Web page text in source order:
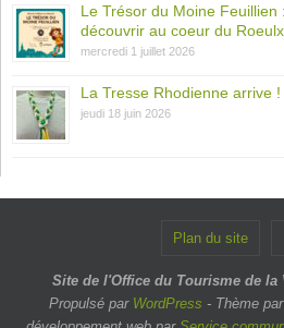
Le Trésor du Moine Feuillien
découvrir au coeur du Roeulx
mercredi 1 juillet 2026
La Tresse Rhodienne arrive !
jeudi 18 juin 2026
Plan du site
Site de l'Office du Tourisme de la
Propulsé par WordPress - Thème par